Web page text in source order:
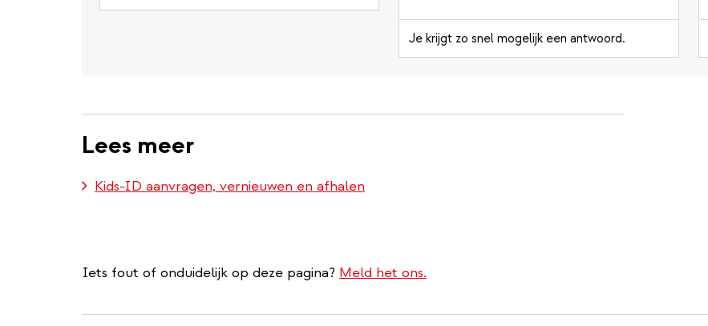
Je krijgt zo snel mogelijk een antwoord.
Lees meer
Kids-ID aanvragen, vernieuwen en afhalen
Iets fout of onduidelijk op deze pagina? Meld het ons.